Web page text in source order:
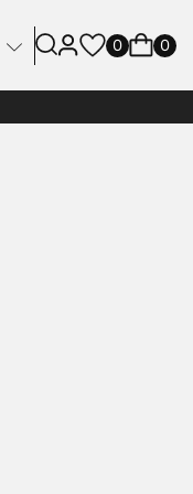
0 0